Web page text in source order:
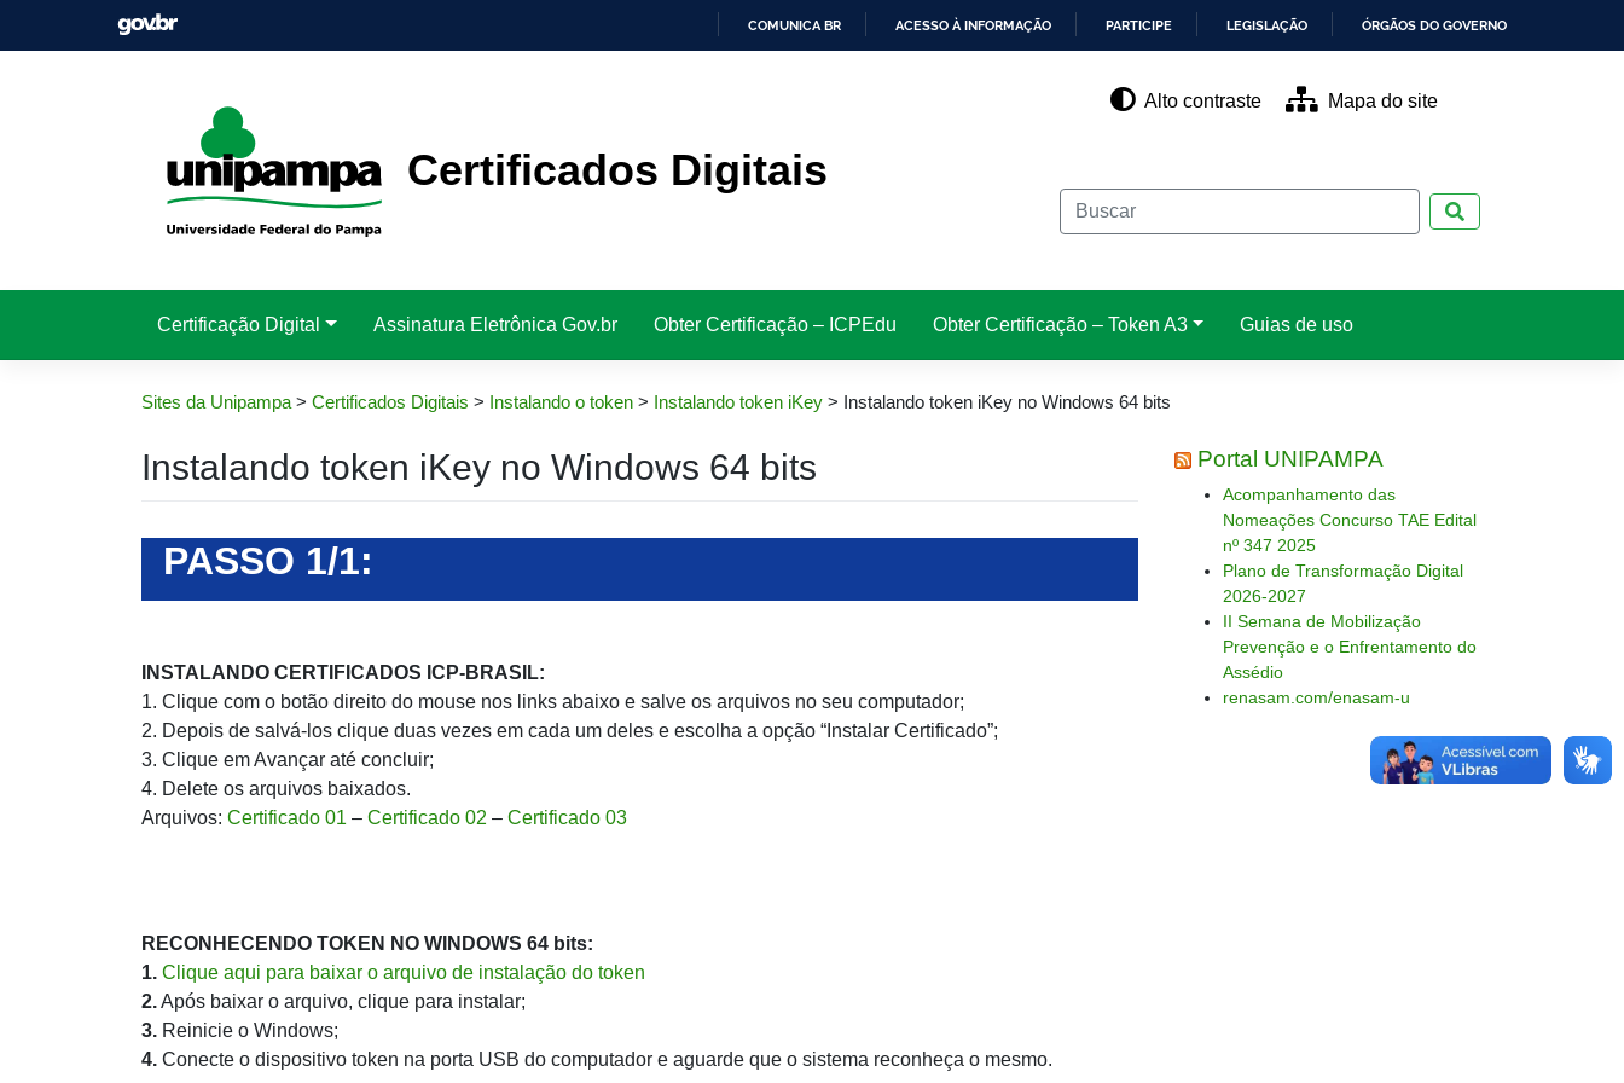
COMUNICA BR ACESSO À INFORMAÇÃO PARTICIPE LEGISLAÇÃO ÓRGÃOS DO GOVERNO
Certificados Digitais
Alto contraste Mapa do site
Certificação Digital Assinatura Eletrônica Gov.br Obter Certificação – ICPEdu Obter Certificação – Token A3 Guias de uso
Sites da Unipampa> Certificados Digitais > Instalando o token > Instalando token iKey > Instalando token iKey no Windows 64 bits
Instalando token iKey no Windows 64 bits
PASSO 1/1:
INSTALANDO CERTIFICADOS ICP-BRASIL:
1. Clique com o botão direito do mouse nos links abaixo e salve os arquivos no seu computador;
2. Depois de salvá-los clique duas vezes em cada um deles e escolha a opção “Instalar Certificado”;
3. Clique em Avançar até concluir;
4. Delete os arquivos baixados.
Arquivos: Certificado 01 – Certificado 02 – Certificado 03
RECONHECENDO TOKEN NO WINDOWS 64 bits:
1. Clique aqui para baixar o arquivo de instalação do token
2.Após baixar o arquivo, clique para instalar;
3. Reinicie o Windows;
4. Conecte o dispositivo token na porta USB do computador e aguarde que o sistema reconheça o mesmo.
Portal UNIPAMPA
Acompanhamento das
Nomeações Concurso TAE Edital
nº 347 2025
Plano de Transformação Digital
2026-2027
II Semana de Mobilização
Prevenção e o Enfrentamento do
Assédio
renasam.com/enasam-u